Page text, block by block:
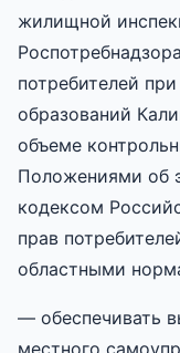
жилищной
потребителей
образований
объеме
Положениями об
кодексом
прав
областными
— обеспечивать
местного